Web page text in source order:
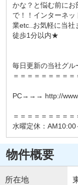
かな？と悩む前にお
で！！インターネ
業etc..お気軽に当
徒歩1分以内★
毎日更新の当社グル
＝＝＝＝＝＝＝＝
PC→→→ http://
＝＝＝＝＝＝＝＝
水曜定休：AM10:00
物件概要
所在地